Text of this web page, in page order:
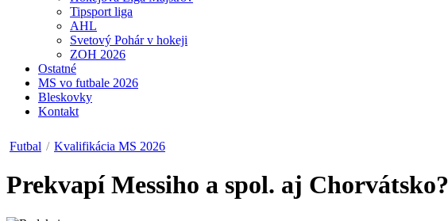
Tipsport liga
AHL
Svetový Pohár v hokeji
ZOH 2026
Ostatné
MS vo futbale 2026
Bleskovky
Kontakt
Futbal / Kvalifikácia MS 2026
Prekvapí Messiho a spol. aj Chorvátsko?